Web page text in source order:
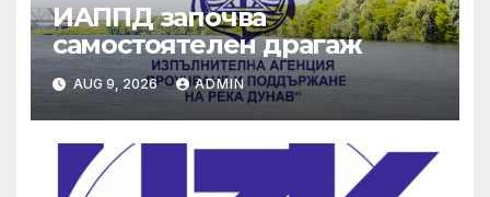
ИАППД започва
самостоятелен драгаж
AUG 9, 2026 ADMIN